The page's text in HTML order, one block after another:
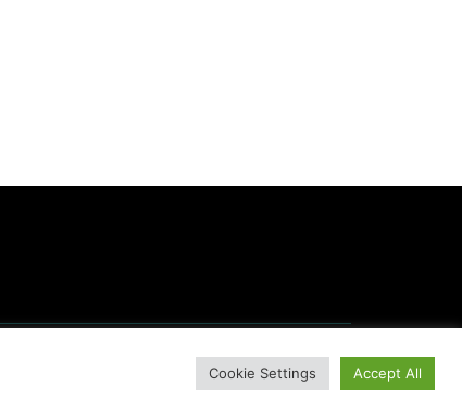
Cookie Settings Accept All